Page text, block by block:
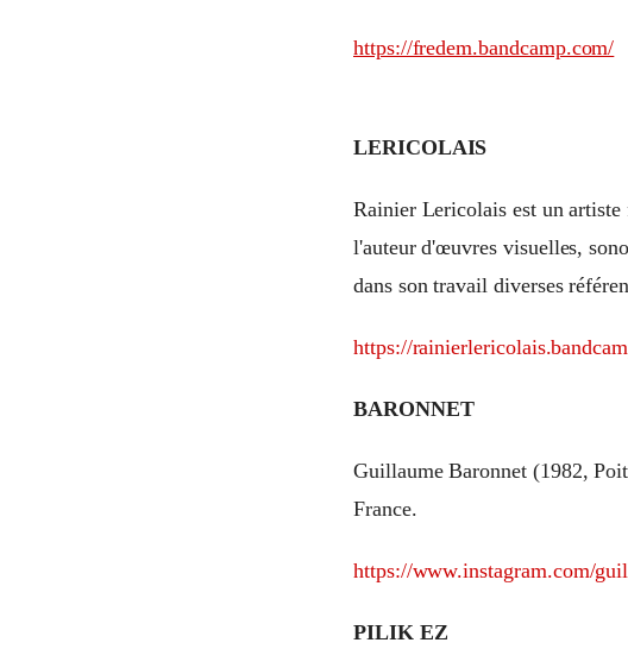
https://fredem.bandcamp.com/
LERICOLAIS
Rainier Lericolais est un
l'auteur d'œuvres visuelles,
dans son travail diverses
https://
BARONNET
Guillaume Baronnet (1982,
France.
https://www.instagram.com/
PILIK EZ